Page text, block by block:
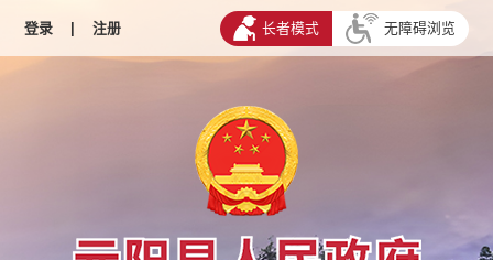
登录 | 注册 长者模式 无障碍浏览